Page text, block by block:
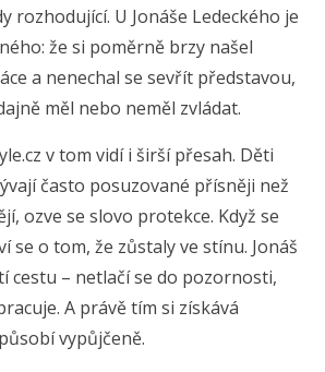
rozhodující. U Jonáše Ledeckého je
že si poměrně brzy našel
a nenechal se sevřít představou,
měl nebo neměl zvládat.
v tom vidí i širší přesah. Děti
často posuzované přísněji než
ozve se slovo protekce. Když se
se o tom, že zůstaly ve stínu. Jonáš
cestu – netlačí se do pozornosti,
A právě tím si získává
vypůjčeně.